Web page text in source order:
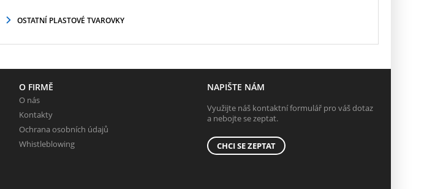
OSTATNÍ PLASTOVÉ TVAROVKY
O FIRMĚ
O nás
Kontakty
Ochrana osobních údajů
Whistleblowing
NAPIŠTE NÁM
Využijte náš kontaktní formulář pro váš dotaz
a nebojte se zeptat.
CHCI SE ZEPTAT